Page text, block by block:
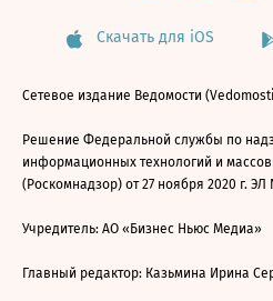
Скачать для iOS
Сетевое издание Ведомости
Решение Федеральной службы по
информационных технологий и
(Роскомнадзор) от 27 ноября 2020 г.
Учредитель: АО «Бизнес Ньюс Медиа»
Главный редактор: Казьмина Ирина